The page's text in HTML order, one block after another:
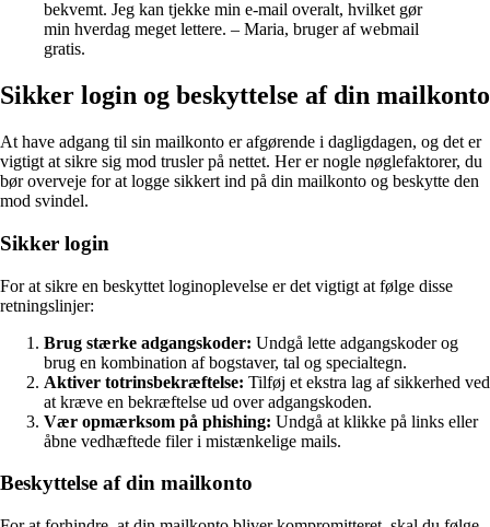
bekvemt. Jeg kan tjekke min e-mail overalt, hvilket gør
min hverdag meget lettere. – Maria, bruger af webmail
gratis.
Sikker login og beskyttelse af din mailkonto
At have adgang til sin mailkonto er afgørende i dagligdagen, og det er
vigtigt at sikre sig mod trusler på nettet. Her er nogle nøglefaktorer, du
bør overveje for at logge sikkert ind på din mailkonto og beskytte den
mod svindel.
Sikker login
For at sikre en beskyttet loginoplevelse er det vigtigt at følge disse
retningslinjer:
Brug stærke adgangskoder: Undgå lette adgangskoder og
brug en kombination af bogstaver, tal og specialtegn.
Aktiver totrinsbekræftelse: Tilføj et ekstra lag af sikkerhed ved
at kræve en bekræftelse ud over adgangskoden.
Vær opmærksom på phishing: Undgå at klikke på links eller
åbne vedhæftede filer i mistænkelige mails.
Beskyttelse af din mailkonto